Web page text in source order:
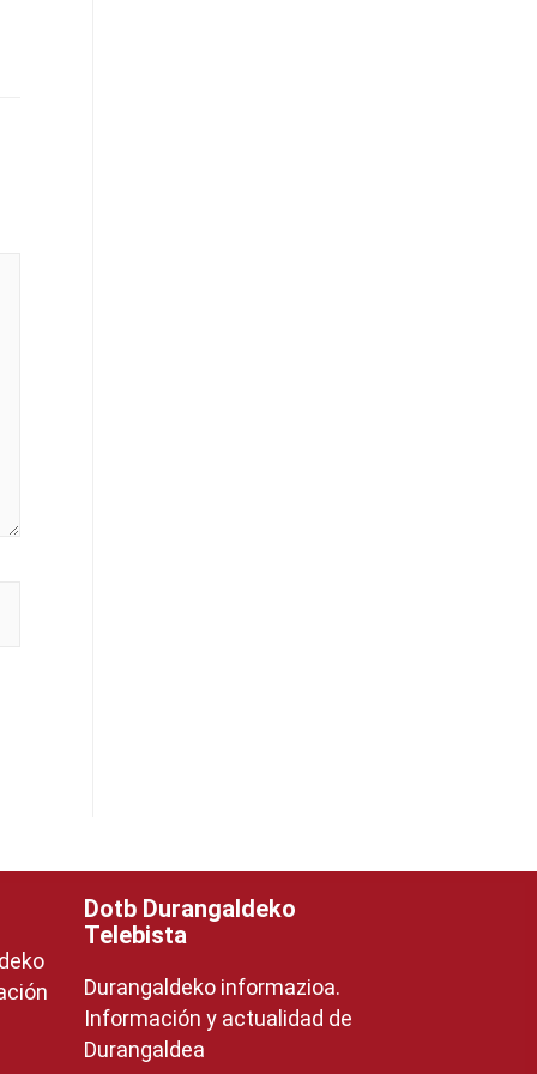
Dotb Durangaldeko
Telebista
Durangaldeko informazioa.
Información y actualidad de
Durangaldea